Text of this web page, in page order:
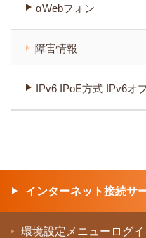
αWebフォン
障害情報
IPv6 IPoE方式 IPv6オ
インターネット接続サ
環境設定メニューログイ